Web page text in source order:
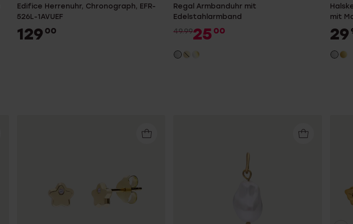
Edifice Herrenuhr, Chronograph, EFR-
526L-1AVUEF
129 00
Regal Armbanduhr mit
Edelstahlarmband
49.9925 00
mit
29